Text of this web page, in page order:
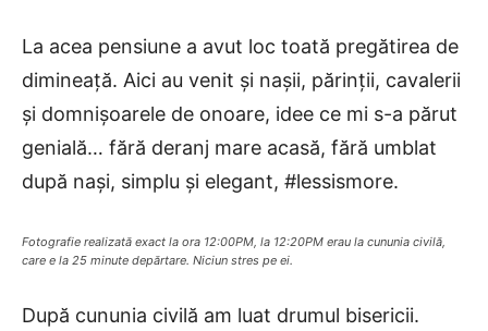
La acea pensiune a avut loc toată pregătirea de
dimineață. Aici au venit și nașii, părinții, cavalerii
și domnișoarele de onoare, idee ce mi s-a părut
genială… fără deranj mare acasă, fără umblat
după nași, simplu și elegant, #lessismore.
Fotografie realizată exact la ora 12:00PM, la 12:20PM erau la cununia civilă,
care e la 25 minute depărtare. Niciun stres pe ei.
După cununia civilă am luat drumul bisericii.